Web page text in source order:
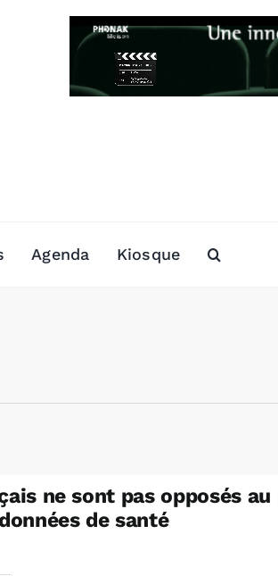
Agenda Kiosque
ne sont pas opposés
de santé